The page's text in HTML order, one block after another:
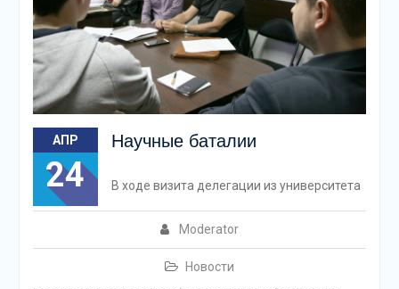
АПР
24
Научные баталии
Moderator
Новости
В ходе визита делегации из университета